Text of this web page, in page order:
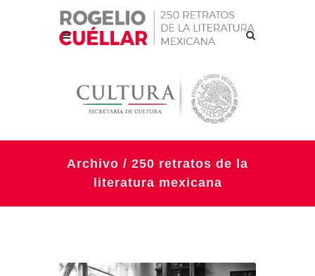
Archivo / 250 retratos de la
literatura mexicana